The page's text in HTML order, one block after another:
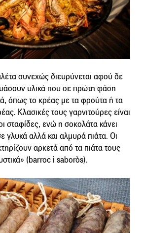
συνεχώς διευρύνεται αφού δε
υλικά που σε πρώτη φάση
όπως το κρέας με τα φρούτα ή τα
Κλασικές τους γαρνιτούρες είναι
σταφίδες, ενώ η σοκολάτα κάνει
γλυκά αλλά και αλμυρά πιάτα. Οι
αρκετά από τα πιάτα τους
(barroc i saboròs).